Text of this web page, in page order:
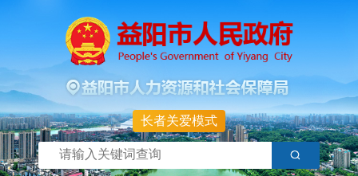
长者关爱模式